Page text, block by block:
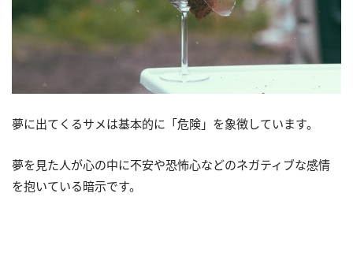
夢に出てくるサメは基本的に「危険」を象徴しています。
夢を見た人が心の中に不安や恐怖心などのネガティブな感情
を抱いている暗示です。